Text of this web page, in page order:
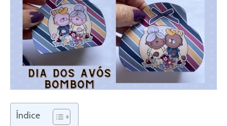
Índice